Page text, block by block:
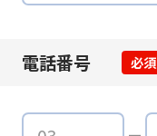
電話番号 必須